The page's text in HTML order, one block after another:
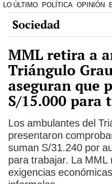
LO ÚLTIMO POLÍTICA OPINIÓN
Sociedad
MML retira a
Triángulo
aseguran que
S/15.000 para
Los ambulantes del
presentaron
suman S/31.240 por
para trabajar. La
exigencias